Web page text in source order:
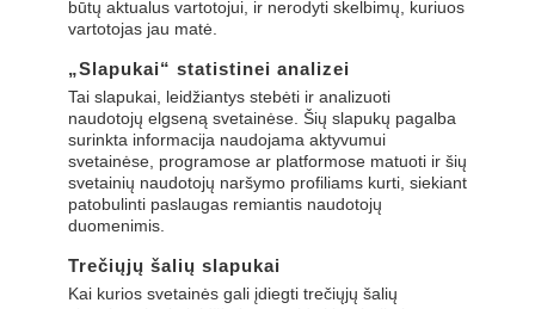
būtų aktualus vartotojui, ir nerodyti skelbimų, kuriuos
vartotojas jau matė.
„Slapukai“ statistinei analizei
Tai slapukai, leidžiantys stebėti ir analizuoti
naudotojų elgseną svetainėse. Šių slapukų pagalba
surinkta informacija naudojama aktyvumui
svetainėse, programose ar platformose matuoti ir šių
svetainių naudotojų naršymo profiliams kurti, siekiant
patobulinti paslaugas remiantis naudotojų
duomenimis.
Trečiųjų šalių slapukai
Kai kurios svetainės gali įdiegti trečiųjų šalių